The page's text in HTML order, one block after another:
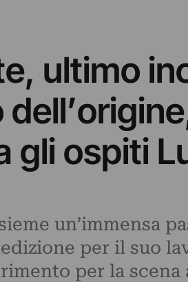
ultimo
gli ospiti
un’immensa
per il suo
per la